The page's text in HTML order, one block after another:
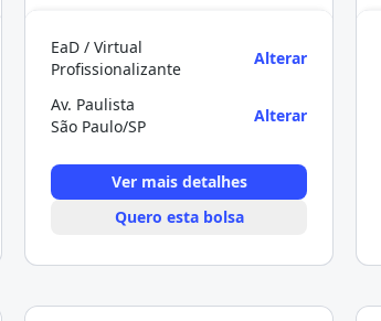
EaD / Virtual
Profissionalizante
Alterar
Av. Paulista
São Paulo/SP
Alterar
Ver mais detalhes
Quero esta bolsa